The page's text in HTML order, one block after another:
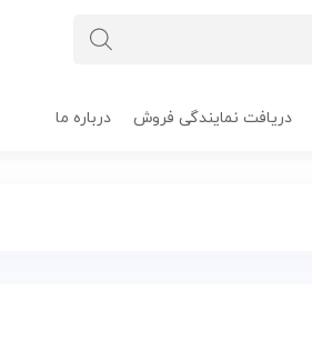
دریافت نمایندگی فروش درباره ما